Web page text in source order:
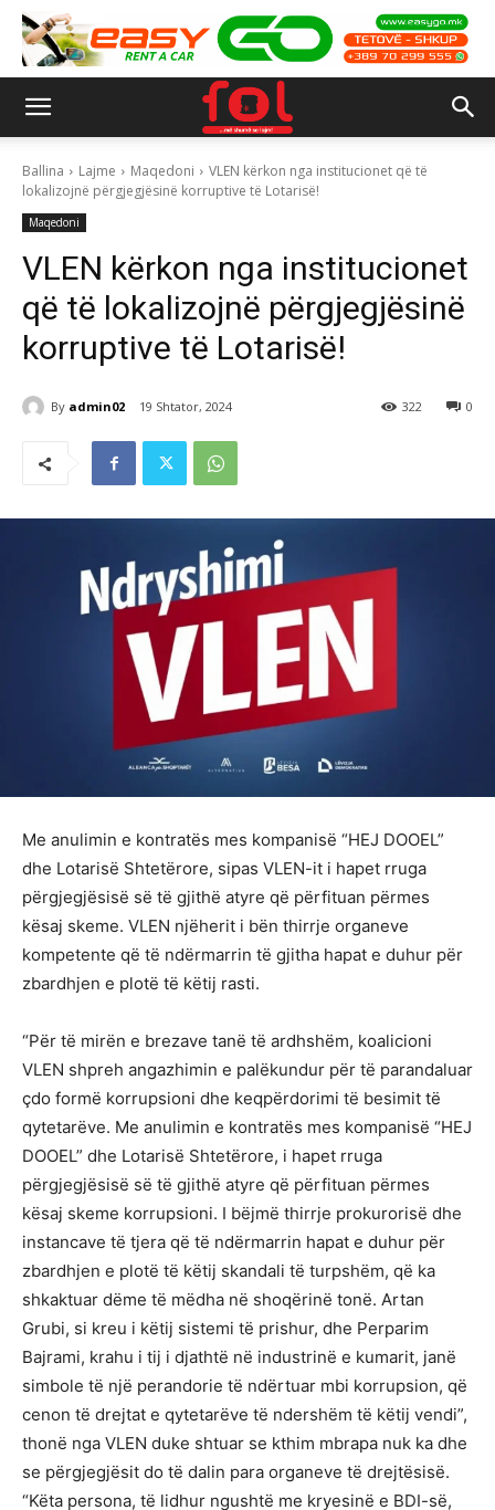
Ballina Lajme Maqedoni
VLEN kërkon nga institucionet që të
lokalizojnë përgjegjësinë korruptive të Lotarisë!
Maqedoni
VLEN kërkon nga institucionet
që të lokalizojnë përgjegjësinë
korruptive të Lotarisë!
By admin02 19 Shtator, 2024 0
322
Me anulimin e kontratës mes kompanisë “HEJ DOOEL”
dhe Lotarisë Shtetërore, sipas VLEN-it i hapet rruga
përgjegjësisë së të gjithë atyre që përfituan përmes
kësaj skeme. VLEN njëherit i bën thirrje organeve
kompetente që të ndërmarrin të gjitha hapat e duhur për
zbardhjen e plotë të këtij rasti.
“Për të mirën e brezave tanë të ardhshëm, koalicioni
VLEN shpreh angazhimin e palëkundur për të parandaluar
çdo formë korrupsioni dhe keqpërdorimi të besimit të
qytetarëve. Me anulimin e kontratës mes kompanisë “HEJ
DOOEL” dhe Lotarisë Shtetërore, i hapet rruga
përgjegjësisë së të gjithë atyre që përfituan përmes
kësaj skeme korrupsioni. I bëjmë thirrje prokurorisë dhe
instancave të tjera që të ndërmarrin hapat e duhur për
zbardhjen e plotë të këtij skandali të turpshëm, që ka
shkaktuar dëme të mëdha në shoqërinë tonë. Artan
Grubi, si kreu i këtij sistemi të prishur, dhe Perparim
Bajrami, krahu i tij i djathtë në industrinë e kumarit, janë
simbole të një perandorie të ndërtuar mbi korrupsion, që
cenon të drejtat e qytetarëve të ndershëm të këtij vendi”,
thonë nga VLEN duke shtuar se kthim mbrapa nuk ka dhe
se përgjegjësit do të dalin para organeve të drejtësisë.
“Këta persona, të lidhur ngushtë me kryesinë e BDI-së,